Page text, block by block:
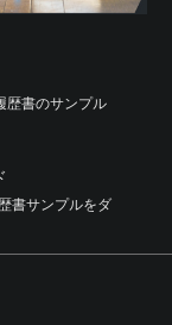
歴書のサンプル
書サンプルをダ